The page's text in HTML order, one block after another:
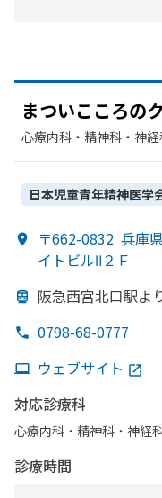
まついこころの
心療内科・​精神科・神
日本児童青年精神医学
〒662-0832 兵庫
イトビルⅡ２Ｆ
阪急西宮北口駅よ
0798-68-0777
ウェブサイト
対応診療科
心療内科・​精神科・神経
診療時間